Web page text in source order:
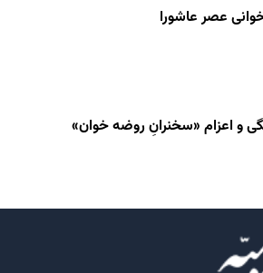
عصر عاشورا
و اعزام «سخنرانِ روضه خوان»